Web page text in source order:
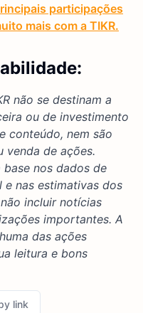
participações
mais com a TIKR.
não se destinam a
ou de investimento
conteúdo, nem são
venda de ações.
nos dados de
e nas estimativas dos
incluir notícias
importantes. A
das ações
leitura e bons
link